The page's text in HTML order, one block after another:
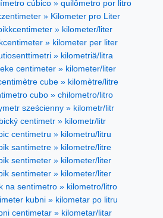
cúbico » quilômetro por litro
» Kilometer pro Liter
» kilometer/liter
» kilometer per liter
» kilometriä/litra
centimeter » kilometer/liter
cube » kilomètre/litre
cubo » chilometro/litro
sześcienny » kilometr/litr
centimetr » kilometr/litr
centimetru » kilometru/litru
santimetre » kilometre/litre
sentimeter » kilometer/liter
sentimeter » kilometer/liter
na sentimetro » kilometro/litro
kubni » kilometar po litru
centimetar » kilometar/litar